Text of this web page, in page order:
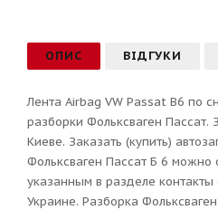
ОПИС ВІДГУКИ
Лента Airbag VW Passat B6 по
разборки Фольксваген Пассат.
Киеве. Заказать (купить)
Фольксваген Пассат Б 6
указанным в разделе контакты
Украине. Разборка